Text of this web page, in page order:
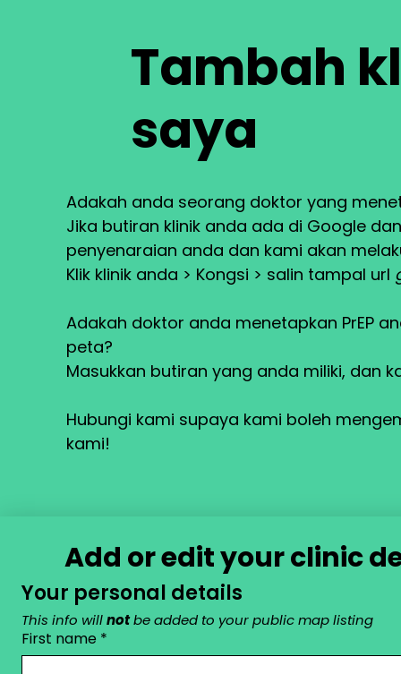
Tambah
saya
Adakah anda seorang doktor yang
Jika butiran klinik anda ada di Google
penyenaraian anda dan kami akan
Klik klinik anda > Kongsi > salin tampal url
Adakah doktor anda menetapkan PrEP
peta?
Masukkan butiran yang anda miliki, dan
Hubungi kami supaya kami boleh
kami!
Add or edit your clinic
Your personal details
This info will not be added to your public map listing
First name *